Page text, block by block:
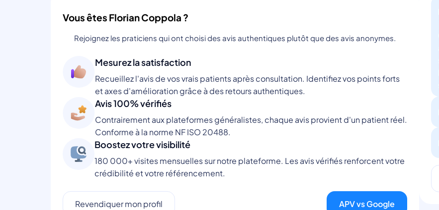
Vous êtes Florian Coppola ?
Rejoignez les praticiens qui ont choisi des avis authentiques plutôt que des avis anonymes.
Mesurez la satisfaction
Recueillez l'avis de vos vrais patients après consultation. Identifiez vos points forts
et axes d'amélioration grâce à des retours authentiques.
Avis 100% vérifiés
Contrairement aux plateformes généralistes, chaque avis provient d'un patient réel.
Conforme à la norme NF ISO 20488.
Boostez votre visibilité
180 000+ visites mensuelles sur notre plateforme. Les avis vérifiés renforcent votre
crédibilité et votre référencement.
Revendiquer mon profil APV vs Google